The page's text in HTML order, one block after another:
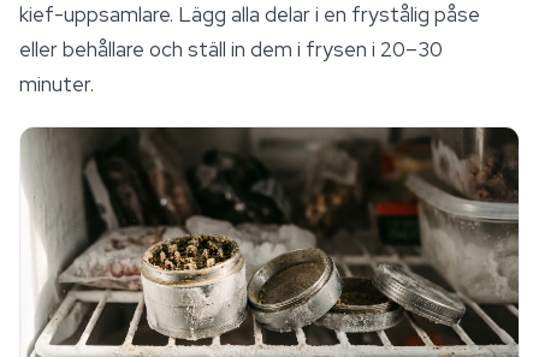
kief-uppsamlare. Lägg alla delar i en frystålig påse
eller behållare och ställ in dem i frysen i 20–30
minuter.